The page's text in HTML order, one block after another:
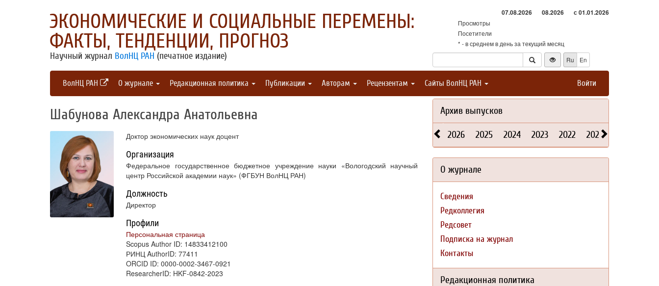
ЭКОНОМИЧЕСКИЕ И СОЦИАЛЬНЫЕ ПЕРЕМЕНЫ:
ФАКТЫ, ТЕНДЕНЦИИ, ПРОГНОЗ
Научный журнал ВолНЦ РАН (печатное издание)
07.08.2026 08.2026 с 01.01.2026
Просмотры
Посетители
* - в среднем в день за текущий месяц
Ru
En
ВолНЦ РАН О журнале Редакционная политика Публикации Авторам Рецензентам Сайты ВолНЦ РАН Войти
Шабунова Александра Анатольевна
Доктор экономических наук доцент
Организация
Федеральное государственное бюджетное учреждение науки «Вологодский научный
центр Российской академии наук» (ФГБУН ВолНЦ РАН)
Должность
Директор
Профили
Персональная страница
Scopus Author ID: 14833412100
РИНЦ AuthorID: 77411
ORCID ID: 0000-0002-3467-0921
ResearcherID: HKF-0842-2023
Архив выпусков
2026 2025 2024 2023 2022 2021
О журнале
Сведения
Редколлегия
Редсовет
Подписка на журнал
Контакты
Редакционная политика